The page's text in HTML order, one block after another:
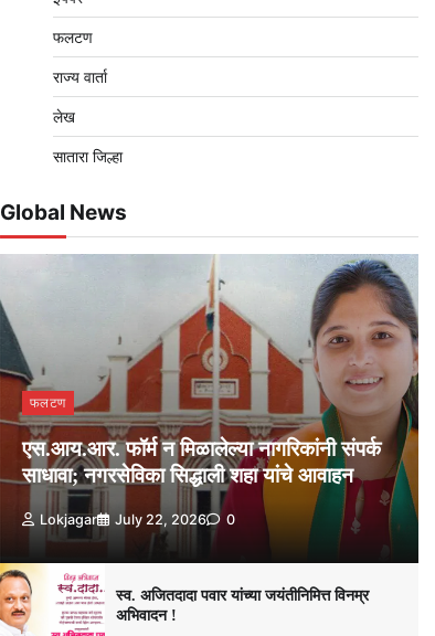
फलटण
राज्य वार्ता
लेख
सातारा जिल्हा
Global News
फलटण
एस.आय.आर. फॉर्म न मिळालेल्या नागरिकांनी संपर्क
साधावा; नगरसेविका सिद्धाली शहा यांचे आवाहन
Lokjagar July 22, 2026 0
स्व. अजितदादा पवार यांच्या जयंतीनिमित्त विनम्र
अभिवादन !